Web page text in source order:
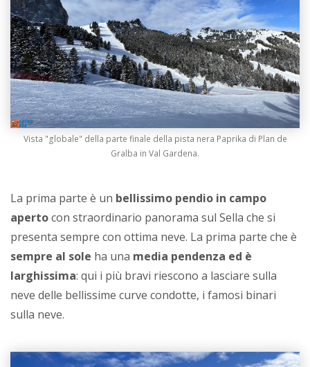
Vista "globale" della parte finale della pista nera Paprika di Plan de
Gralba in Val Gardena.
La prima parte è un bellissimo pendio in campo
apertocon straordinario panorama sul Sella che si
presenta sempre con ottima neve. La prima parte che è
sempre al sole ha una media pendenza ed è
larghissima: qui i più bravi riescono a lasciare sulla
neve delle bellissime curve condotte, i famosi binari
sulla neve.